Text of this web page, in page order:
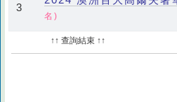
3
名)
↑↑ 查詢結束 ↑↑